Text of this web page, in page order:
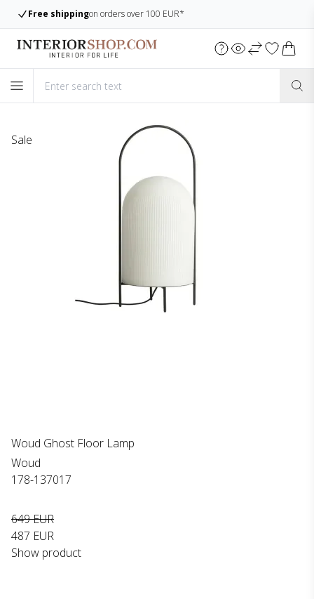
Free shippingon orders over 100 EUR*
Sale
Woud Ghost Floor Lamp
Woud
178-137017
649 EUR
487 EUR
Show product